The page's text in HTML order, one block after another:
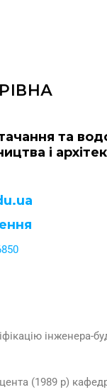
та
і
інженера-
(1989 р)